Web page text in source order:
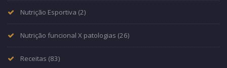
Nutrição Esportiva (2)
Nutrição funcional X patologias (26)
Receitas (83)